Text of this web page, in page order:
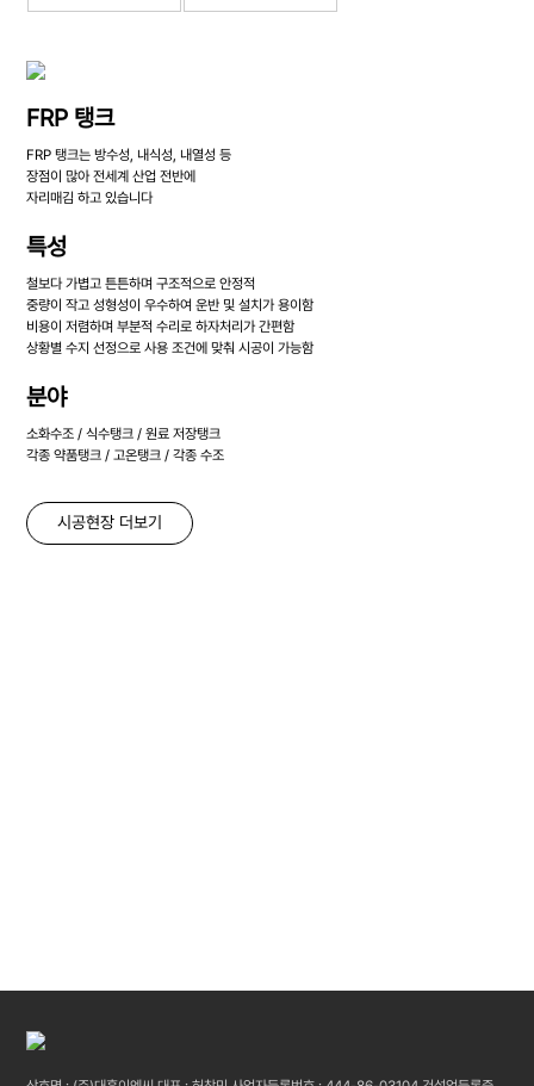
FRP 탱크
FRP 탱크는 방수성, 내식성, 내열성 등
장점이 많아 전세계 산업 전반에
자리매김 하고 있습니다
특성
철보다 가볍고 튼튼하며 구조적으로 안정적
중량이 작고 성형성이 우수하여 운반 및 설치가 용이함
비용이 저렴하며 부분적 수리로 하자처리가 간편함
상황별 수지 선정으로 사용 조건에 맞춰 시공이 가능함
분야
소화수조 / 식수탱크 / 원료 저장탱크
각종 약품탱크 / 고온탱크 / 각종 수조
시공현장 더보기